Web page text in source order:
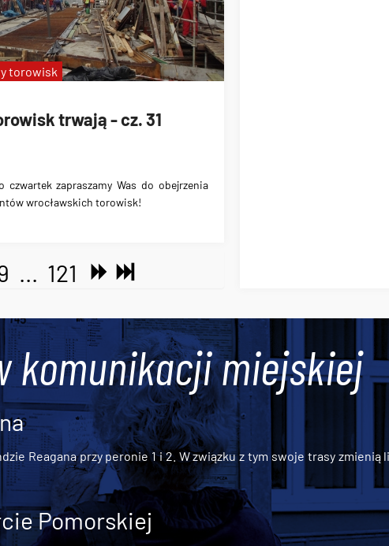
trwają - cz. 31
czwartek zapraszamy Was do obejrzenia
wrocławskich torowisk!
torowisk
... 121
komunikacji miejskiej
Reagana przy peronie 1 i 2. W związku z tym swoje trasy zmienią
Pomorskiej